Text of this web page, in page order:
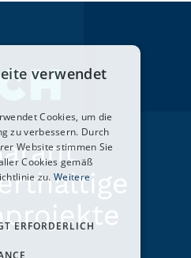
verwendet
Cookies, um die
zu verbessern. Durch
Website stimmen Sie
Cookies gemäß
zu.Weitere
ERFORDERLICH